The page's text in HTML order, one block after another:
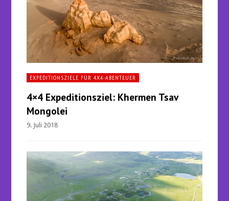
EXPEDITIONSZIELE FÜR 4X4-ABENTEUER
4×4 Expeditionsziel: Khermen Tsav
Mongolei
9. Juli 2018